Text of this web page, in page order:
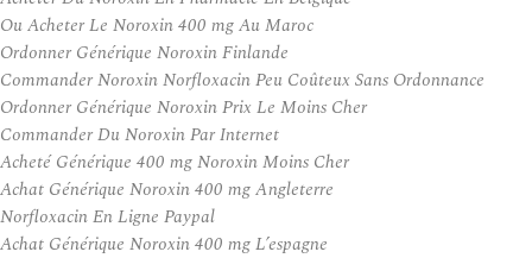
Ou Acheter Le Noroxin 400 mg Au Maroc
Ordonner Générique Noroxin Finlande
Commander Noroxin Norfloxacin Peu Coûteux Sans Ordonnance
Ordonner Générique Noroxin Prix Le Moins Cher
Commander Du Noroxin Par Internet
Acheté Générique 400 mg Noroxin Moins Cher
Achat Générique Noroxin 400 mg Angleterre
Norfloxacin En Ligne Paypal
Achat Générique Noroxin 400 mg L’espagne